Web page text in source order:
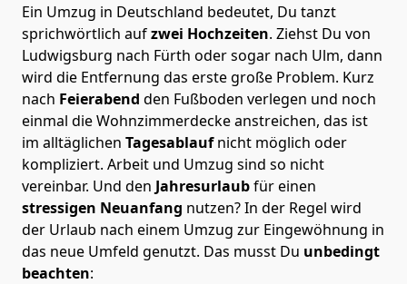
Ein Umzug in Deutschland bedeutet, Du tanzt
sprichwörtlich aufzwei Hochzeiten. Ziehst Du von
Ludwigsburg nach Fürth oder sogar nach Ulm, dann
wird die Entfernung das erste große Problem. Kurz
nach Feierabend den Fußboden verlegen und noch
einmal die Wohnzimmerdecke anstreichen, das ist
im alltäglichen Tagesablaufnicht möglich oder
kompliziert. Arbeit und Umzug sind so nicht
vereinbar. Und den Jahresurlaubfür einen
stressigen Neuanfang nutzen? In der Regel wird
der Urlaub nach einem Umzug zur Eingewöhnung in
das neue Umfeld genutzt. Das musst Du unbedingt
beachten: